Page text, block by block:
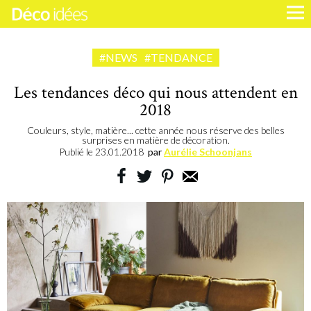
#NEWS #TENDANCE
Les tendances déco qui nous attendent en
2018
Couleurs, style, matière... cette année nous réserve des belles
surprises en matière de décoration.
Publié le 23.01.2018 parAurélie Schoonjans